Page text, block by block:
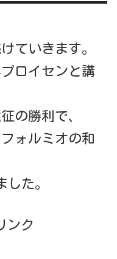
ていきます。
ロイセンと講
の勝利で、
ォルミオの和
た。
ンク